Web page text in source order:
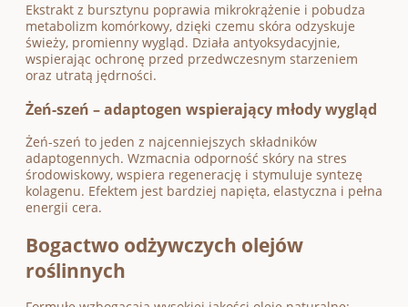
Ekstrakt z bursztynu poprawia mikrokrążenie i pobudza
metabolizm komórkowy, dzięki czemu skóra odzyskuje
świeży, promienny wygląd. Działa antyoksydacyjnie,
wspierając ochronę przed przedwczesnym starzeniem
oraz utratą jędrności.
Żeń-szeń – adaptogen wspierający młody wygląd
Żeń-szeń to jeden z najcenniejszych składników
adaptogennych. Wzmacnia odporność skóry na stres
środowiskowy, wspiera regenerację i stymuluje syntezę
kolagenu. Efektem jest bardziej napięta, elastyczna i pełna
energii cera.
Bogactwo odżywczych olejów
roślinnych